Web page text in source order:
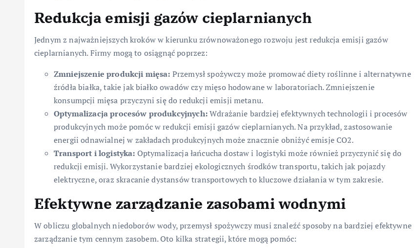
Redukcja emisji gazów cieplarnianych
Jednym z najważniejszych kroków w kierunku zrównoważonego rozwoju jest redukcja emisji gazów
cieplarnianych. Firmy mogą to osiągnąć poprzez:
Zmniejszenie produkcji mięsa: Przemysł spożywczy może promować diety roślinne i alternatywne
źródła białka, takie jak białko owadów czy mięso hodowane w laboratoriach. Zmniejszenie
konsumpcji mięsa przyczyni się do redukcji emisji metanu.
Optymalizacja procesów produkcyjnych:Wdrażanie bardziej efektywnych technologii i procesów
produkcyjnych może pomóc w redukcji emisji gazów cieplarnianych. Na przykład, zastosowanie
energii odnawialnej w zakładach produkcyjnych może znacznie obniżyć emisje CO2.
Transport i logistyka: Optymalizacja łańcucha dostaw i logistyki może również przyczynić się do
redukcji emisji. Wykorzystanie bardziej ekologicznych środków transportu, takich jak pojazdy
elektryczne, oraz skracanie dystansów transportowych to kluczowe działania w tym zakresie.
Efektywne zarządzanie zasobami wodnymi
W obliczu globalnych niedoborów wody, przemysł spożywczy musi znaleźć sposoby na bardziej efektywne
zarządzanie tym cennym zasobem. Oto kilka strategii, które mogą pomóc: